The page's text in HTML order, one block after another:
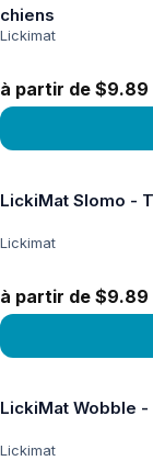
chiens
Lickimat
à partir de $9.89
LickiMat Slomo -
Lickimat
à partir de $9.89
LickiMat Wobble
Lickimat